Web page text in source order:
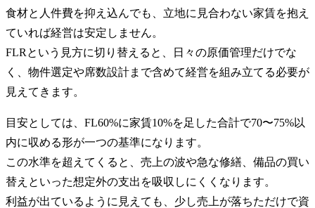
食材と人件費を抑え込んでも、立地に見合わない家賃を抱え
ていれば経営は安定しません。
FLRという見方に切り替えると、日々の原価管理だけでな
く、物件選定や席数設計まで含めて経営を組み立てる必要が
見えてきます。
目安としては、FL60%に家賃10%を足した合計で70〜75%以
内に収める形が一つの基準になります。
この水準を超えてくると、売上の波や急な修繕、備品の買い
替えといった想定外の支出を吸収しにくくなります。
利益が出ているように見えても、少し売上が落ちただけで資